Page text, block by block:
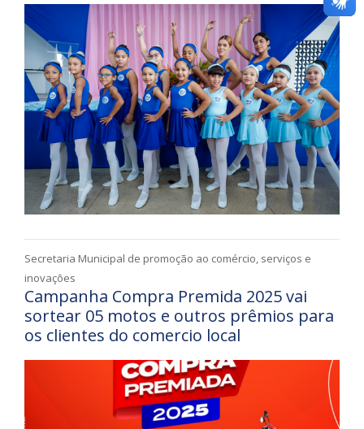
Secretaria Municipal de promoção ao comércio, serviços e
inovações
Campanha Compra Premida 2025 vai
sortear 05 motos e outros prêmios para
os clientes do comercio local